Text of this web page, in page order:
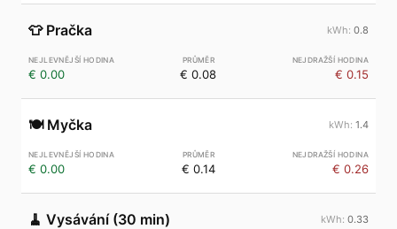
👕 Pračka 0.8
€ 0.00 € 0.08 € 0.15
🍽️ Myčka 1.4
€ 0.00 € 0.14 € 0.26
🧹 Vysávání (30 min) 0.33